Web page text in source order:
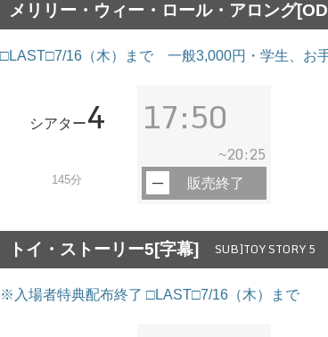
メリリー・ウィー・ロール・アロング
□LAST□7/16（木）まで 一般3,000円・学生、お
シアター4
145分
17:50
~20:25
販売終了
トイ・ストーリー5[字幕] SUB]TOY STORY 5
※入場者特典配布終了 □LAST□7/16（木）まで